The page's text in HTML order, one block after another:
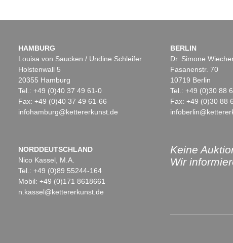
HAMBURG
Louisa von Saucken / Undine Schleifer
Holstenwall 5
20355 Hamburg
Tel.: +49 (0)40 37 49 61-0
Fax: +49 (0)40 37 49 61-66
infohamburg@kettererkunst.de
BERLIN
Dr. Simone
Fasanenstr. 70
10719 Berlin
Tel.: +49 (0)30 88
Fax: +49 (0)30 88
NORDDEUTSCHLAND
Nico Kassel, M.A.
Tel.: +49 (0)89 55244-164
Mobil: +49 (0)171 8618661
n.kassel@kettererkunst.de
Keine
Wir